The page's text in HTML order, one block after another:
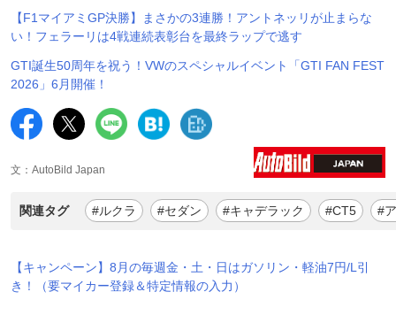
【F1マイアミGP決勝】まさかの3連勝！アントネッリが止まらな
い！フェラーリは4戦連続表彰台を最終ラップで逃す
GTI誕生50周年を祝う！VWのスペシャルイベント「GTI FAN FEST
2026」6月開催！
文：AutoBild Japan
関連タグ #ルクラ #セダン #キャデラック #CT5 #
【キャンペーン】8月の毎週金・土・日はガソリン・軽油7円/L引
き！（要マイカー登録＆特定情報の入力）